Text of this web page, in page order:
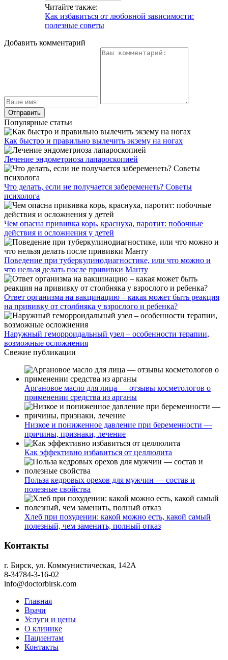
Читайте также:
Как избавиться от любовной зависимости:
полезные советы
Добавить комментарий
Популярные статьи
Как быстро и правильно вылечить экзему на ногах
Лечение эндометриоза лапароскопией
Что делать, если не получается забеременеть? Советы
психолога
Чем опасна прививка корь, краснуха, паротит: побочные
действия и осложнения у детей
Поведение при туберкулинодиагностике, или что можно и
что нельзя делать после прививки Манту
Ответ организма на вакцинацию – какая может быть реакция
на прививку от столбняка у взрослого и ребенка?
Наружный геморроидальный узел – особенности терапии,
возможные осложнения
Свежие публикации
Аргановое масло для лица — отзывы косметологов о
применении средства из арганы
Низкое и пониженное давление при беременности —
причины, признаки, лечение
Как эффективно избавиться от целлюлита
Польза кедровых орехов для мужчин — состав и
полезные свойства
Хлеб при похудении: какой можно есть, какой самый
полезный, чем заменить, полный отказ
Контакты
г. Бирск, ул. Коммунистическая, 142А
8-34784-3-16-02
info@doctorbirsk.com
Главная
Врачи
Услуги и цены
О клинике
Пациентам
Контакты